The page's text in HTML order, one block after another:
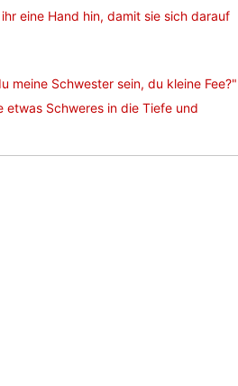
eine Hand hin, damit sie sich darauf
meine Schwester sein, du kleine Fee?"
Schweres in die Tiefe und